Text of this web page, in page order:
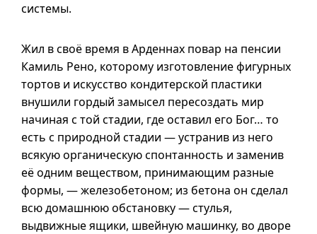
системы.
Жил в своё время в Арденнах повар на пенсии
Камиль Рено, которому изготовление фигурных
тортов и искусство кондитерской пластики
внушили гордый замысел пересоздать мир
начиная с той стадии, где оставил его Бог… то
есть с природной стадии — устранив из него
всякую органическую спонтанность и заменив
её одним веществом, принимающим разные
формы, — железобетоном; из бетона он сделал
всю домашнюю обстановку — стулья,
выдвижные ящики, швейную машинку, во дворе